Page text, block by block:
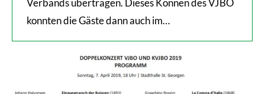
konnten die Gäste dann auch im…